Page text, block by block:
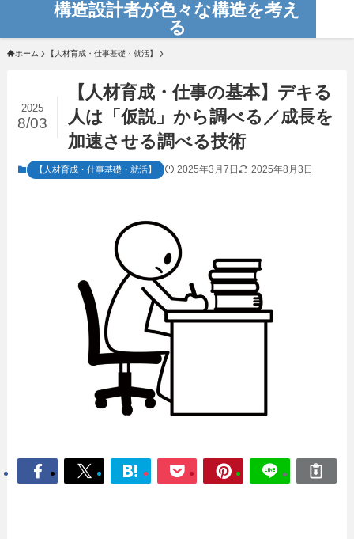
構造設計者が色々な構造を考え
る
ホーム 【人材育成・仕事基礎・就活】
【人材育成・仕事の基本】デキる
人は「仮説」から調べる／成長を
加速させる調べる技術
2025
8/03
【人材育成・仕事基礎・就活】 2025年3月7日 2025年8月3日